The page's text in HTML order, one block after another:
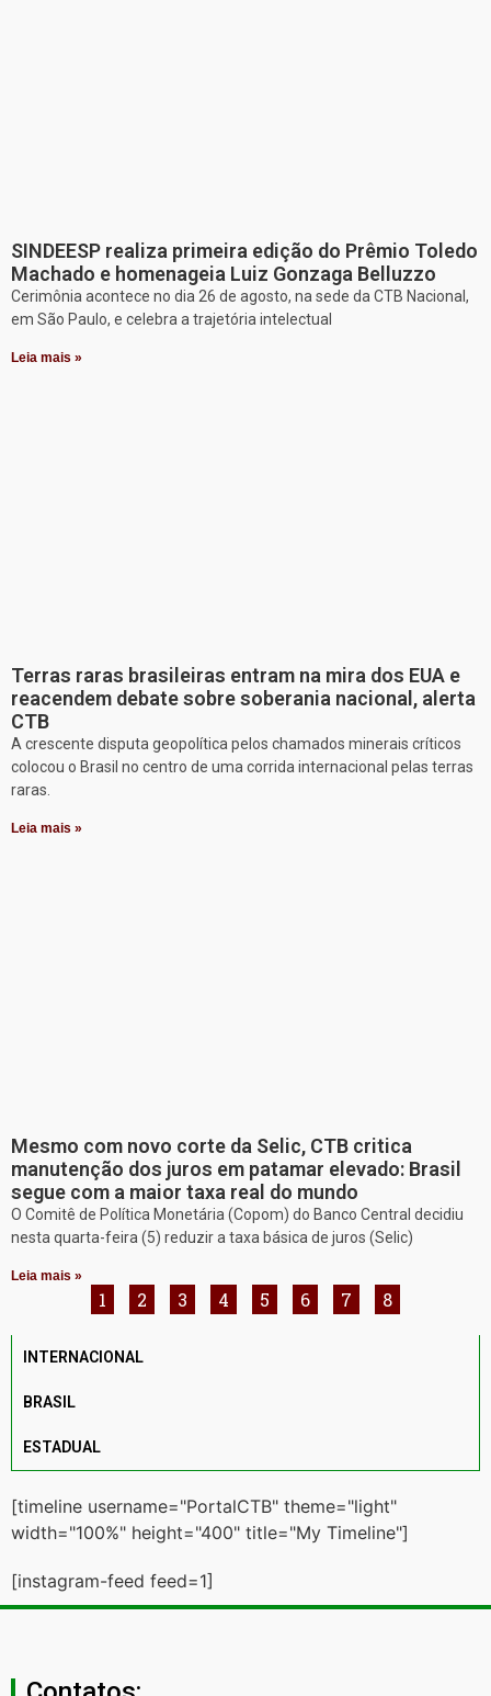
SINDEESP realiza primeira edição do Prêmio Toledo
Machado e homenageia Luiz Gonzaga Belluzzo
Cerimônia acontece no dia 26 de agosto, na sede da CTB Nacional,
em São Paulo, e celebra a trajetória intelectual
Leia mais »
Terras raras brasileiras entram na mira dos EUA e
reacendem debate sobre soberania nacional, alerta
CTB
A crescente disputa geopolítica pelos chamados minerais críticos
colocou o Brasil no centro de uma corrida internacional pelas terras
raras.
Leia mais »
Mesmo com novo corte da Selic, CTB critica
manutenção dos juros em patamar elevado: Brasil
segue com a maior taxa real do mundo
O Comitê de Política Monetária (Copom) do Banco Central decidiu
nesta quarta-feira (5) reduzir a taxa básica de juros (Selic)
Leia mais »
1 2 3 4 5 6 7 8
INTERNACIONAL
BRASIL
ESTADUAL
[timeline username="PortalCTB" theme="light"
width="100%" height="400" title="My Timeline"]
[instagram-feed feed=1]